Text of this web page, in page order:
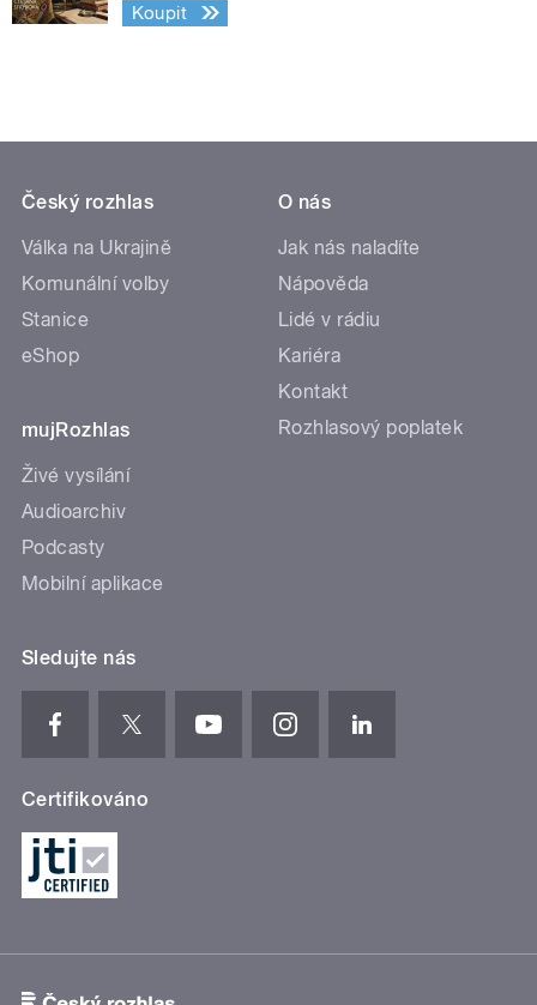
Koupit
Český rozhlas
Válka na Ukrajině
Komunální volby
Stanice
eShop
mujRozhlas
Živé vysílání
Audioarchiv
Podcasty
Mobilní aplikace
O nás
Jak nás naladíte
Nápověda
Lidé v rádiu
Kariéra
Kontakt
Rozhlasový poplatek
Sledujte nás
Certifikováno